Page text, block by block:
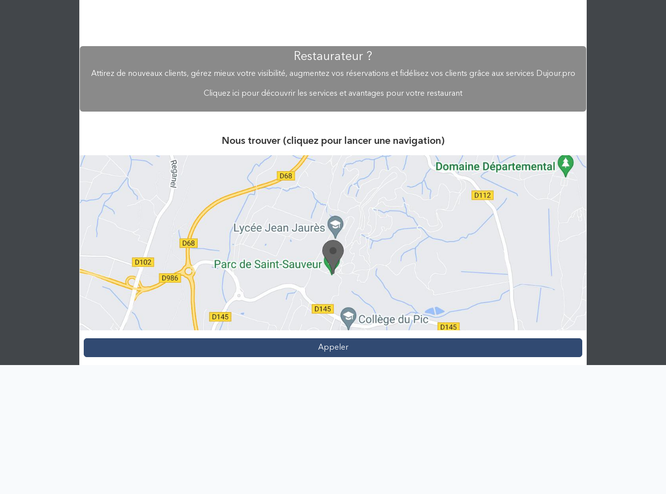
Restaurateur ?
Attirez de nouveaux clients, gérez mieux votre visibilité, augmentez vos réservations et fidélisez vos clients grâce aux services Dujour.pro
Cliquez ici pour découvrir les services et avantages pour votre restaurant
Nous trouver (cliquez pour lancer une navigation)
Appeler